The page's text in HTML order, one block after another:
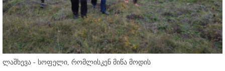
ლაშხევა - სოფელი, რომლისკენ მიწა მოდის